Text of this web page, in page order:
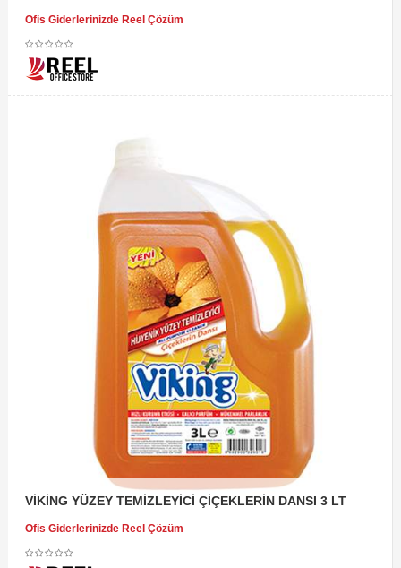
Ofis Giderlerinizde Reel Çözüm
VİKİNG YÜZEY TEMİZLEYİCİ ÇİÇEKLERİN DANSI 3 LT
Ofis Giderlerinizde Reel Çözüm